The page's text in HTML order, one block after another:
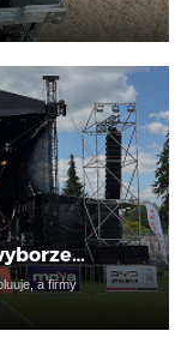
a firmy